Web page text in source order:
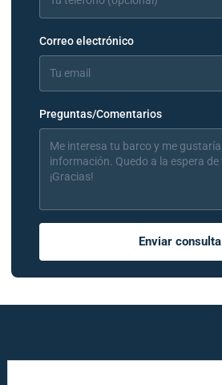
Correo electrónico
Preguntas/Comentarios
Enviar consulta